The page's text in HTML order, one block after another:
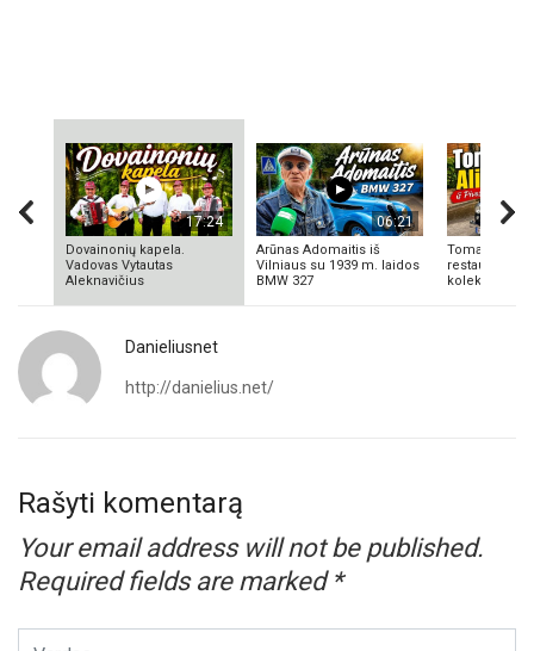
17:24
Dovainonių kapela.
Vadovas Vytautas
Aleknavičius
06:21
Arūnas Adomaitis iš
Vilniaus su 1939 m. laidos
BMW 327
Tomas
Danieliusnet
http://danielius.net/
Rašyti komentarą
Your email address will not be published.
Required fields are marked *